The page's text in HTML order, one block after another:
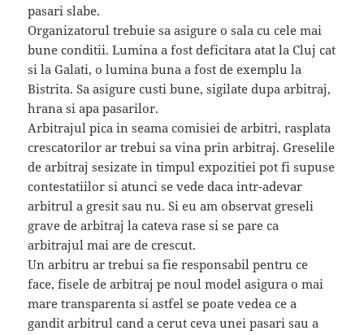
pasari slabe.
Organizatorul trebuie sa asigure o sala cu cele mai
bune conditii. Lumina a fost deficitara atat la Cluj cat
si la Galati, o lumina buna a fost de exemplu la
Bistrita. Sa asigure custi bune, sigilate dupa arbitraj,
hrana si apa pasarilor.
Arbitrajul pica in seama comisiei de arbitri, rasplata
crescatorilor ar trebui sa vina prin arbitraj. Greselile
de arbitraj sesizate in timpul expozitiei pot fi supuse
contestatiilor si atunci se vede daca intr-adevar
arbitrul a gresit sau nu. Si eu am observat greseli
grave de arbitraj la cateva rase si se pare ca
arbitrajul mai are de crescut.
Un arbitru ar trebui sa fie responsabil pentru ce
face, fisele de arbitraj pe noul model asigura o mai
mare transparenta si astfel se poate vedea ce a
gandit arbitrul cand a cerut ceva unei pasari sau a